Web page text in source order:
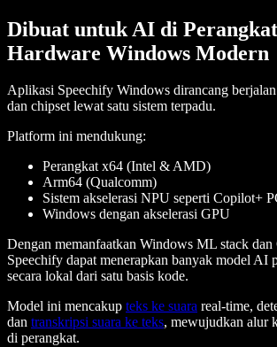
Dibuat untuk AI di
Hardware Windows Modern
Aplikasi Speechify Windows dirancang
dan chipset lewat satu sistem terpadu.
Platform ini mendukung:
Perangkat x64 (Intel & AMD)
Arm64 (Qualcomm)
Sistem akselerasi NPU seperti Copilot+
Windows dengan akselerasi GPU
Dengan memanfaatkan Windows ML stack
Speechify dapat menerapkan banyak model AI
secara lokal dari satu basis kode.
Model ini mencakup teks ke suara real-time,
dan transkripsi suara ke teks, mewujudkan alur
di perangkat.